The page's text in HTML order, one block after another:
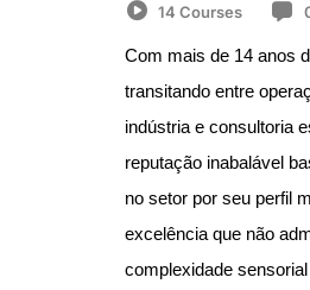
14 Courses
Com mais de 14 anos
transitando entre
indústria e consultoria
reputação inabalável
no setor por seu perfil
excelência que não
complexidade